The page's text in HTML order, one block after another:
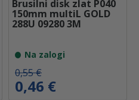
b
i
l
:
0
,
5
5
e
:
0
4
6
€
.
Brusilni disk zlat P040
150mm multiL GOLD
288U 09280 3M
Na zalogi
0,55€
I
z
v
0,46 €
T
r
e